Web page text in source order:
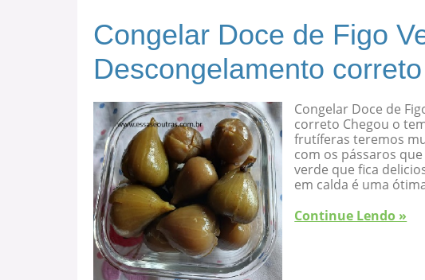
Congelar Doce de Figo
Descongelamento correto
Congelar Doce de
correto Chegou o
frutíferas teremos
com os pássaros
verde que fica
em calda é uma
Continue Lendo »